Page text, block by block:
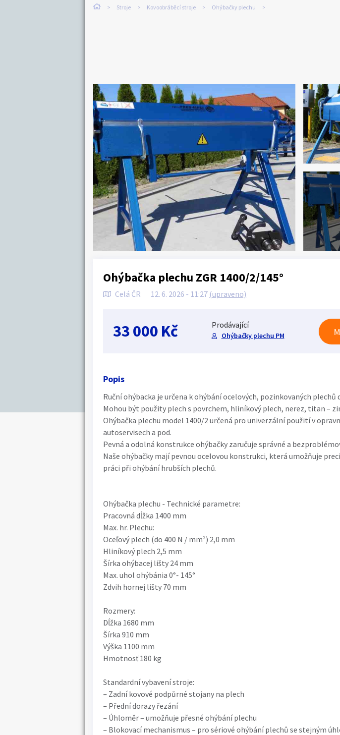
Stroje Kovoobráběcí stroje Ohýbačky plechu
Ohýbačka plechu ZGR 1400/2/145°
Celá ČR 12. 6. 2026 - 11:27 (upraveno)
Sdílet na
33 000 Kč Prodávající
Ohýbačky plechu PM
Popis
Ruční ohýbacka je určena k ohýbání ocelových, pozinkovaných plechů
Mohou být použity plech s povrchem, hliníkový plech, nerez, titan –
Ohýbačka plechu model 1400/2 určená pro univerzální použití v
autoservisech a pod.
Pevná a odolná konstrukce ohýbačky zaručuje správné a
Naše ohýbačky mají pevnou ocelovou konstrukci, která umožňuje
práci při ohýbání hrubších plechů.
Ohýbačka plechu - Technické parametre:
Pracovná dĺžka 1400 mm
Max. hr. Plechu:
Oceľový plech (do 400 N / mm²) 2,0 mm
Hliníkový plech 2,5 mm
Šírka ohýbacej lišty 24 mm
Max. uhol ohýbánia 0°- 145°
Zdvih hornej lišty 70 mm
Rozmery:
Dĺžka 1680 mm
Šírka 910 mm
Výška 1100 mm
Hmotnosť 180 kg
Standardní vybavení stroje:
– Zadní kovové podpůrné stojany na plech
– Přední dorazy řezání
– Úhloměr – umožňuje přesné ohýbání plechu
– Blokovací mechanismus – pro sériové ohýbání plechů se stejným